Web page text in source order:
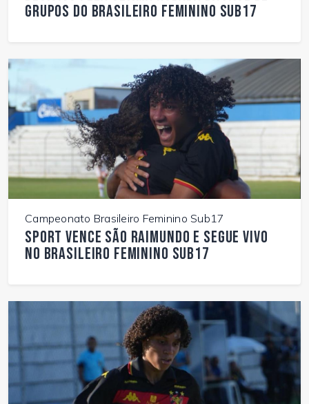
grupos do Brasileiro Feminino Sub17
Campeonato Brasileiro Feminino Sub17
Sport vence São Raimundo e segue vivo
no Brasileiro Feminino Sub17